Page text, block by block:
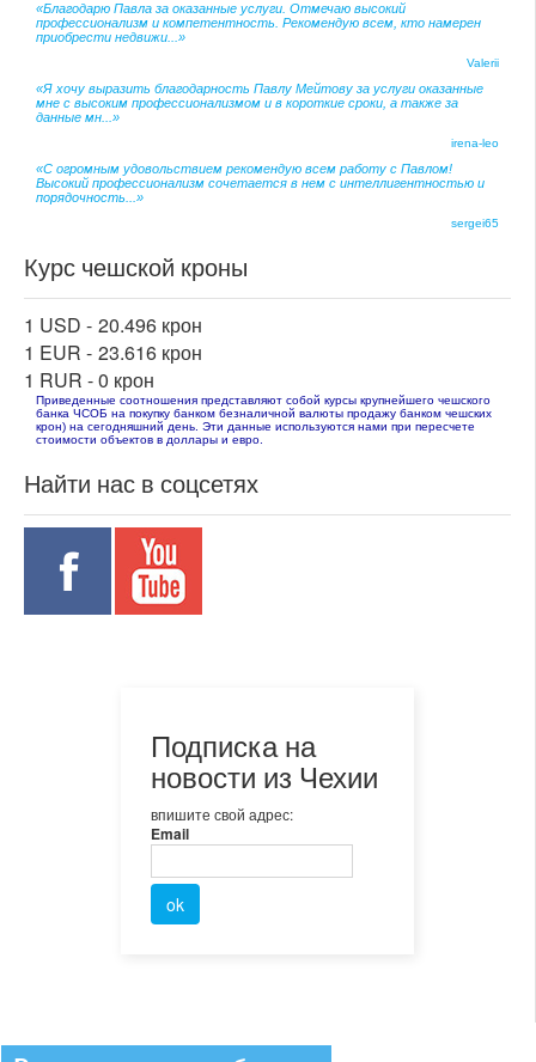
«Благодарю Павла за оказанные услуги. Отмечаю высокий
профессионализм и компетентность. Рекомендую всем, кто намерен
приобрести недвижи...»
Valerii
«Я хочу выразить благодарность Павлу Мейтову за услуги оказанные
мне с высоким профессионализмом и в короткие сроки, а также за
данные мн...»
irena-leo
«С огромным удовольствием рекомендую всем работу с Павлом!
Высокий профессионализм сочетается в нем с интеллигентностью и
порядочность...»
sergei65
Курс чешской кроны
1 USD - 20.496 крон
1 EUR - 23.616 крон
1 RUR -0 крон
Приведенные соотношения представляют собой курсы крупнейшего чешского
банка ЧСОБ на покупку банком безналичной валюты продажу банком чешских
крон) на сегодняшний день. Эти данные используются нами при пересчете
стоимости объектов в доллары и евро.
Найти нас в соцсетях
Подписка на
новости из Чехии
впишите свой адрес:
Email